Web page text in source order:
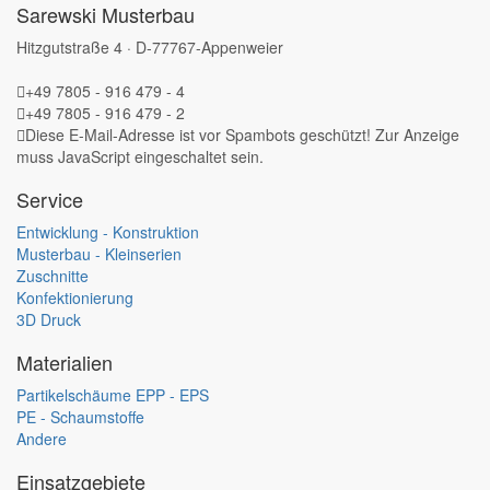
Sarewski Musterbau
Hitzgutstraße 4 · D-77767-Appenweier
+49 7805 - 916 479 - 4
+49 7805 - 916 479 - 2
Diese E-Mail-Adresse ist vor Spambots geschützt! Zur Anzeige
muss JavaScript eingeschaltet sein.
Service
Entwicklung - Konstruktion
Musterbau - Kleinserien
Zuschnitte
Konfektionierung
3D Druck
Materialien
Partikelschäume EPP - EPS
PE - Schaumstoffe
Andere
Einsatzgebiete